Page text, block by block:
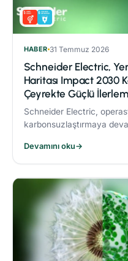
HABER 31 Temmuz 2026
Schneider Electric,
Haritası Impact 2030
Çeyrekte Güçlü
Schneider Electric,
karbonsuzlaştırmaya
azalttı.
Devamını oku→